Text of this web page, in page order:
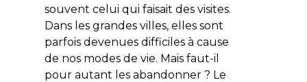
souvent celui qui faisait des visites.
Dans les grandes villes, elles sont
parfois devenues difficiles à cause
de nos modes de vie. Mais faut-il
pour autant les abandonner ? Le